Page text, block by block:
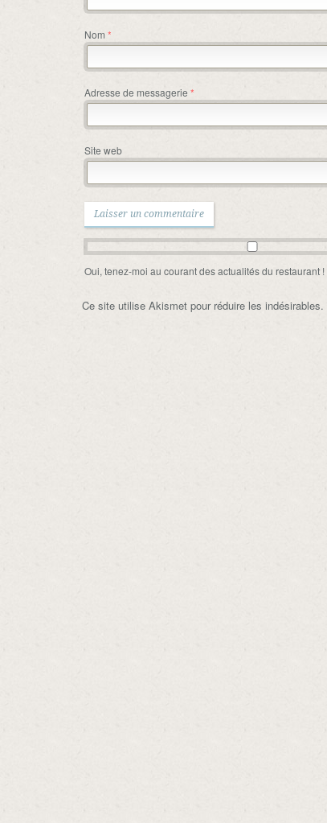
Nom *
Adresse de messagerie *
Site web
Oui, tenez-moi au courant des actualités du restaurant !
Ce site utilise Akismet pour réduire les indésirables.